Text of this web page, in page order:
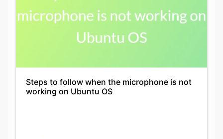
Steps to follow when the microphone is not
working on Ubuntu OS